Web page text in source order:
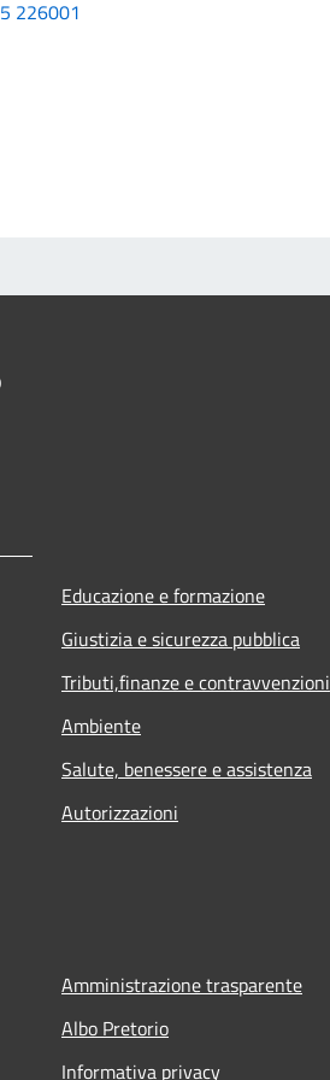
226001
Educazione e formazione
Giustizia e sicurezza pubblica
Tributi,finanze e contravvenzioni
Ambiente
Salute, benessere e assistenza
Autorizzazioni
Amministrazione trasparente
Albo Pretorio
Informativa privacy